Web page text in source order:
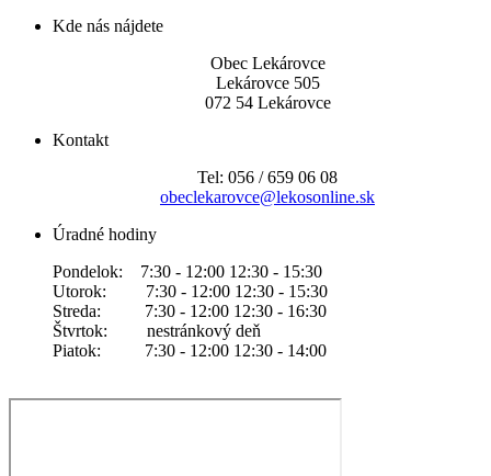
Kde nás nájdete
Obec Lekárovce
Lekárovce 505
072 54 Lekárovce
Kontakt
Tel: 056 / 659 06 08
obeclekarovce@lekosonline.sk
Úradné hodiny
Pondelok: 7:30 - 12:00 12:30 - 15:30
Utorok: 7:30 - 12:00 12:30 - 15:30
Streda: 7:30 - 12:00 12:30 - 16:30
Štvrtok: nestránkový deň
Piatok: 7:30 - 12:00 12:30 - 14:00